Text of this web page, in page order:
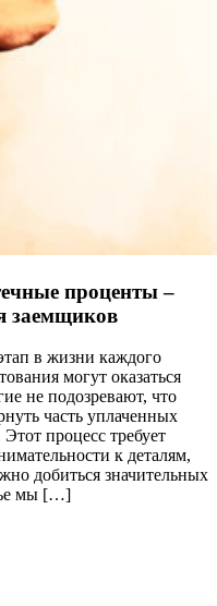
проценты –
заемщиков
в жизни каждого
могут оказаться
не подозревают, что
часть уплаченных
процесс требует
к деталям,
добиться значительных
мы […]